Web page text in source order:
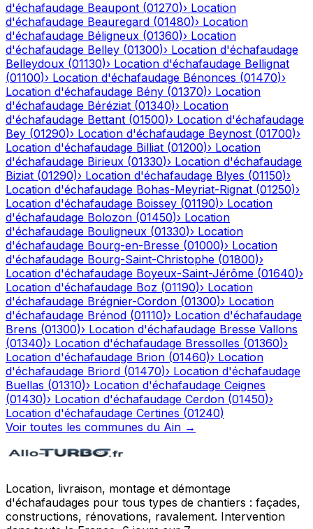
d'échafaudage Beaupont (01270)› Location
d'échafaudage Beauregard (01480)› Location
d'échafaudage Béligneux (01360)› Location
d'échafaudage Belley (01300)› Location d'échafaudage
Belleydoux (01130)› Location d'échafaudage Bellignat
(01100)› Location d'échafaudage Bénonces (01470)›
Location d'échafaudage Bény (01370)› Location
d'échafaudage Béréziat (01340)› Location
d'échafaudage Bettant (01500)› Location d'échafaudage
Bey (01290)› Location d'échafaudage Beynost (01700)›
Location d'échafaudage Billiat (01200)› Location
d'échafaudage Birieux (01330)› Location d'échafaudage
Biziat (01290)› Location d'échafaudage Blyes (01150)›
Location d'échafaudage Bohas-Meyriat-Rignat (01250)›
Location d'échafaudage Boissey (01190)› Location
d'échafaudage Bolozon (01450)› Location
d'échafaudage Bouligneux (01330)› Location
d'échafaudage Bourg-en-Bresse (01000)› Location
d'échafaudage Bourg-Saint-Christophe (01800)›
Location d'échafaudage Boyeux-Saint-Jérôme (01640)›
Location d'échafaudage Boz (01190)› Location
d'échafaudage Brégnier-Cordon (01300)› Location
d'échafaudage Brénod (01110)› Location d'échafaudage
Brens (01300)› Location d'échafaudage Bresse Vallons
(01340)› Location d'échafaudage Bressolles (01360)›
Location d'échafaudage Brion (01460)› Location
d'échafaudage Briord (01470)› Location d'échafaudage
Buellas (01310)› Location d'échafaudage Ceignes
(01430)› Location d'échafaudage Cerdon (01450)›
Location d'échafaudage Certines (01240)
Voir toutes les communes du Ain →
Location, livraison, montage et démontage
d'échafaudages pour tous types de chantiers : façades,
constructions, rénovations, ravalement. Intervention